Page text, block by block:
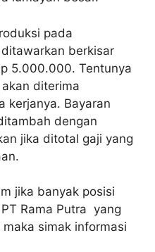
pada
berkisar
5.000.000. Tentunya
diterima
kerjanya. Bayaran
dengan
jika ditotal gaji yang
jika banyak posisi
Rama Putra yang
simak informasi